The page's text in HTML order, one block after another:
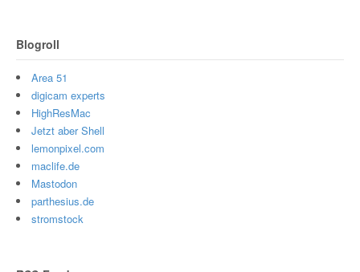
Blogroll
Area 51
digicam experts
HighResMac
Jetzt aber Shell
lemonpixel.com
maclife.de
Mastodon
parthesius.de
stromstock